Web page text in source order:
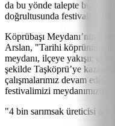
da bu yönde talepte
doğrultusunda festivalimizin
Köprübaşı Meydanı’nın
Arslan, "Tarihi köprünün
meydanı, ilçeye yakışır,
şekilde Taşköprü’ye
çalışmalarımız devam
festivalimizi meydanımızda
"4 bin sarımsak üreticisi